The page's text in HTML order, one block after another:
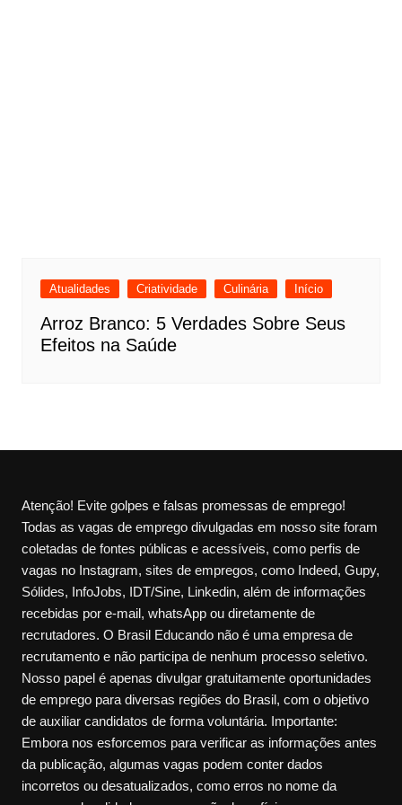
Atualidades Criatividade Culinária Início
Arroz Branco: 5 Verdades Sobre Seus
Efeitos na Saúde
Atenção! Evite golpes e falsas promessas de emprego!
Todas as vagas de emprego divulgadas em nosso site foram
coletadas de fontes públicas e acessíveis, como perfis de
vagas no Instagram, sites de empregos, como Indeed, Gupy,
Sólides, InfoJobs, IDT/Sine, Linkedin, além de informações
recebidas por e-mail, whatsApp ou diretamente de
recrutadores. O Brasil Educando não é uma empresa de
recrutamento e não participa de nenhum processo seletivo.
Nosso papel é apenas divulgar gratuitamente oportunidades
de emprego para diversas regiões do Brasil, com o objetivo
de auxiliar candidatos de forma voluntária. Importante:
Embora nos esforcemos para verificar as informações antes
da publicação, algumas vagas podem conter dados
incorretos ou desatualizados, como erros no nome da